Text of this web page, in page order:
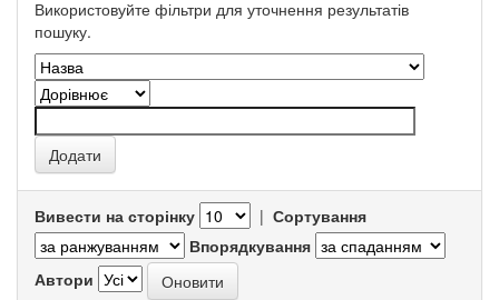
Використовуйте фільтри для уточнення результатів
пошуку.
Вивести на сторінку | Сортування
Впорядкування
Автори